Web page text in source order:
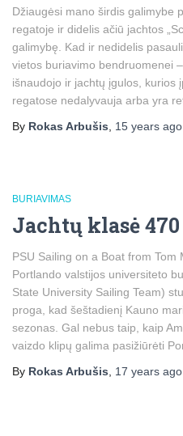
Džiaugėsi mano širdis galimybe
regatoje ir didelis ačiū jachtos
galimybę. Kad ir nedidelis
vietos buriavimo bendruomenei
išnaudojo ir jachtų įgulos, kurios
regatose nedalyvauja arba yra
By Rokas Arbušis 15 years ago
BURIAVIMAS
Jachtų klasė
PSU Sailing on a Boat from
Portlando valstijos universiteto
State University Sailing Team)
proga, kad šeštadienį Kauno
sezonas. Gal nebus taip, kaip
vaizdo klipų galima pasižiūrėti
By Rokas Arbušis 17 years ago